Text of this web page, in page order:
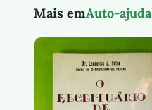
Mais emAuto-ajuda